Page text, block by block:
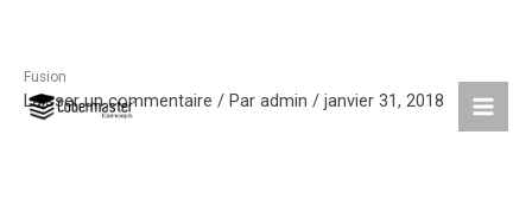
AllerFusion
Laisser un commentaire / Par admin / janvier 31, 2018